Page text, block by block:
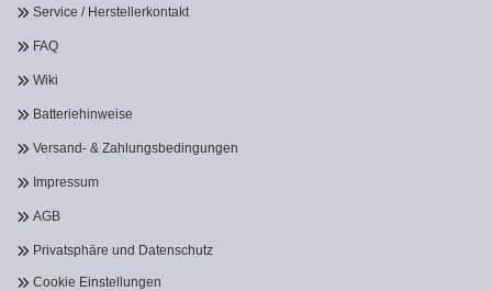
Service / Herstellerkontakt
FAQ
Wiki
Batteriehinweise
Versand- & Zahlungsbedingungen
Impressum
AGB
Privatsphäre und Datenschutz
Cookie Einstellungen